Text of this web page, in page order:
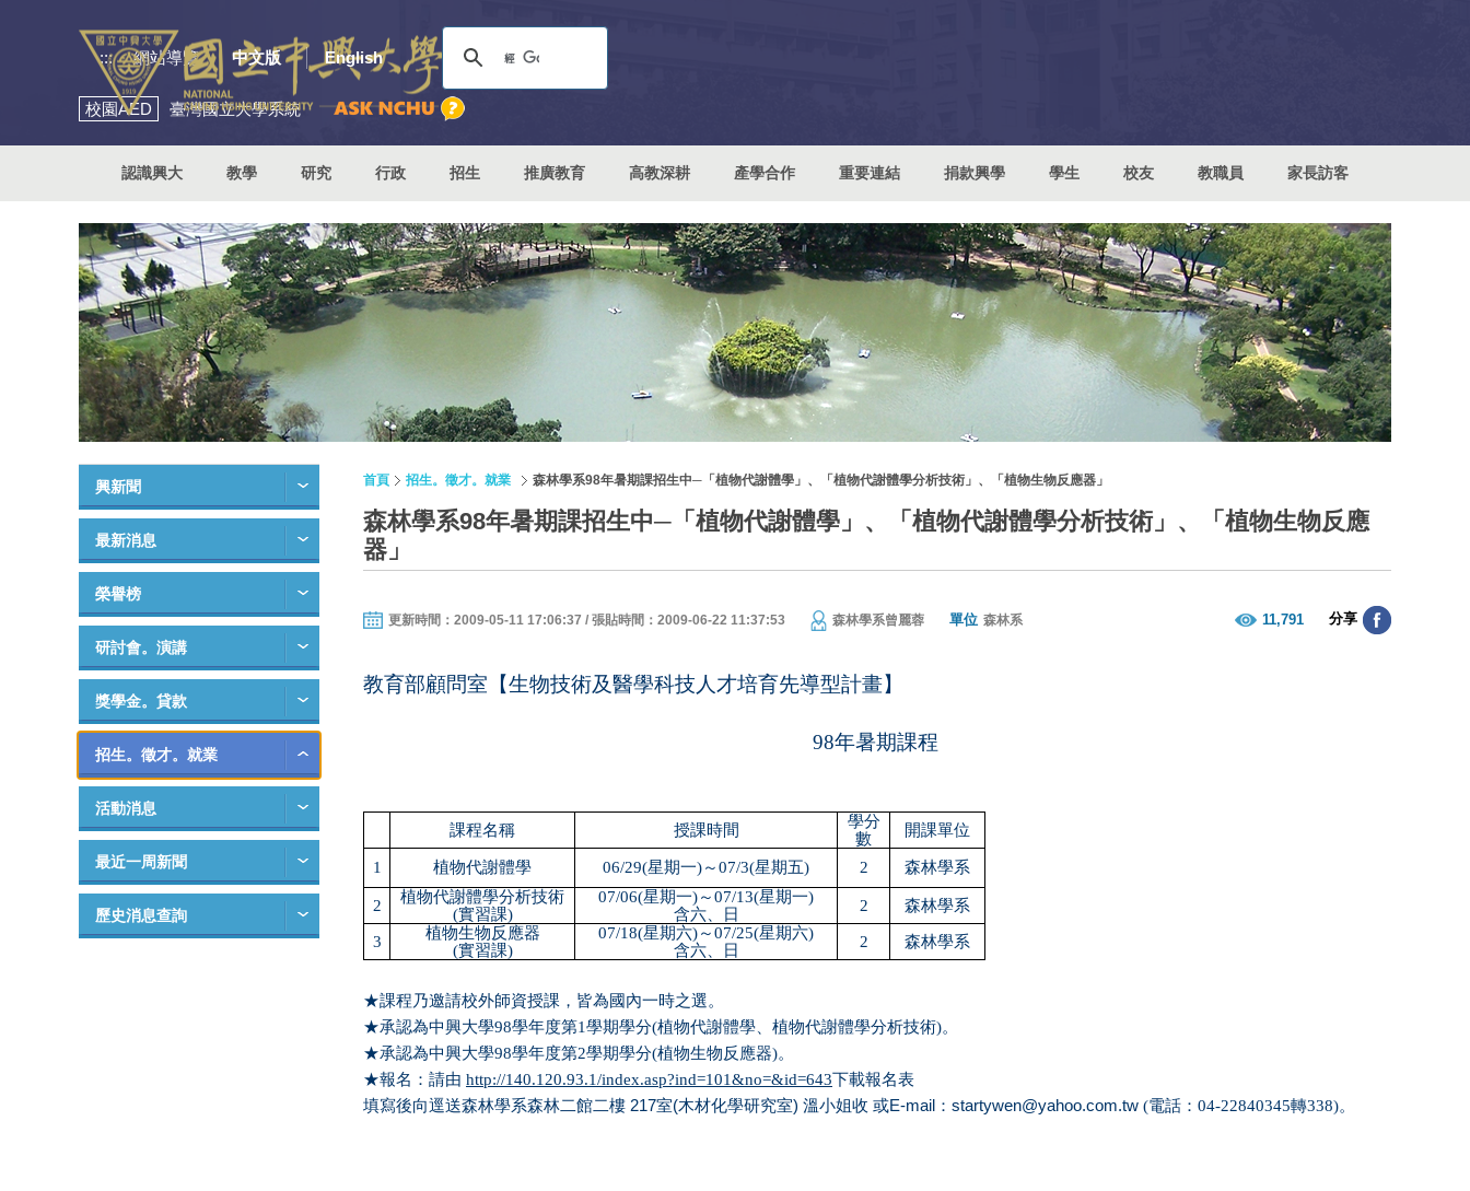
::: 網站導覽 中文版 English
校園AED 臺灣國立大學系統
認識興大 教學 研究 行政 招生 推廣教育 高教深耕 產學合作 重要連結 捐款興學 學生 校友 教職員 家長訪客
興新聞
最新消息
榮譽榜
研討會。演講
獎學金。貸款
招生。徵才。就業
活動消息
最近一周新聞
歷史消息查詢
首頁 招生。徵才。就業 森林學系98年暑期課招生中─「植物代謝體學」、「植物代謝體學分析技術」、「植物生物反應器」
森林學系98年暑期課招生中─「植物代謝體學」、「植物代謝體學分析技術」、「植物生物反應
器」
更新時間：2009-05-11 17:06:37 / 張貼時間：2009-06-22 11:37:53 森林學系曾麗蓉 單位 森林系 11,791 分享
教育部顧問室【生物技術及醫學科技人才培育先導型計畫】
98年暑期課程
課程名稱 授課時間
學分
數
開課單位
1 植物代謝體學 06/29(星期一)～07/3(星期五) 2 森林學系
2
植物代謝體學分析技術
(實習課)
07/06(星期一)～07/13(星期一)
含六、日
2 森林學系
3
植物生物反應器
(實習課)
07/18(星期六)～07/25(星期六)
含六、日
2 森林學系
★課程乃邀請校外師資授課，皆為國內一時之選。
★承認為中興大學98學年度第1學期學分(植物代謝體學、植物代謝體學分析技術)。
★承認為中興大學98學年度第2學期學分(植物生物反應器)。
★報名：請由 http://140.120.93.1/index.asp?ind=101&no=&id=643下載報名表
填寫後向逕送森林學系森林二館二樓 217室(木材化學研究室) 溫小姐收 或E-mail ： startywen@yahoo.com.tw (電話： 04-22840345轉338)。